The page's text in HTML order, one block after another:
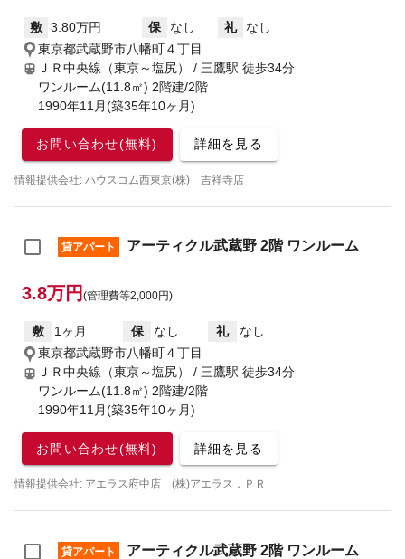
敷 3.80万円 保 なし 礼
なし
東京都武蔵野市八幡町４丁目
ＪＲ中央線（東京～塩尻） / 三鷹駅 徒歩34分
ワンルーム(11.8㎡) 2階建/2階
1990年11月(築35年10ヶ月)
お問い合わせ(無料) 詳細を見る
情報提供会社: ハウスコム西東京(株) 吉祥寺店
貸アパート アーティクル武蔵野 2階 ワンルーム
3.8万円 (管理費等2,000円)
敷 1ヶ月 保 なし 礼
なし
東京都武蔵野市八幡町４丁目
ＪＲ中央線（東京～塩尻） / 三鷹駅 徒歩34分
ワンルーム(11.8㎡) 2階建/2階
1990年11月(築35年10ヶ月)
お問い合わせ(無料) 詳細を見る
情報提供会社: アエラス府中店 (株)アエラス．ＰＲ
貸アパート アーティクル武蔵野 2階 ワンルーム